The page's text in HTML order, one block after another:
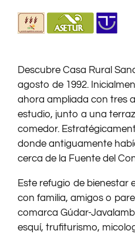
Descubre Casa Rural
agosto de 1992.
ahora ampliada con tres
estudio, junto a una
comedor.
donde antiguamente
cerca de la Fuente del
Este refugio de bienestar
con familia, amigos o
comarca Gúdar-
esquí, trufiturismo,